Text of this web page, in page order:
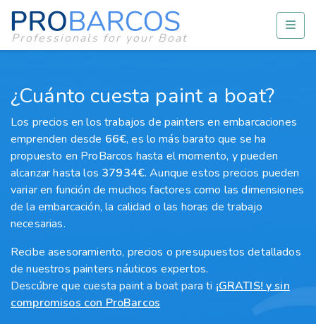
Professionals for your Boat
¿Cuánto cuesta paint a boat?
Los precios en los trabajos de painters en embarcaciones
emprenden desde 66€, es lo más barato que se ha
propuesto en ProBarcos hasta el momento, y pueden
alcanzar hasta los 37934€. Aunque estos precios pueden
variar en función de muchos factores como las dimensiones
de la embarcación, la calidad o las horas de trabajo
necesarias.
Recibe asesoramiento, precios o presupuestos detallados
de nuestros painters náuticos expertos.
Descúbre que cuesta paint a boat para ti ¡GRATIS! y sin
compromisos con ProBarcos